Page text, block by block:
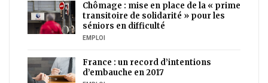
Chômage : mise en place de la « prime
transitoire de solidarité » pour les
séniors en difficulté
EMPLOI
France : un record d’intentions
d’embauche en 2017